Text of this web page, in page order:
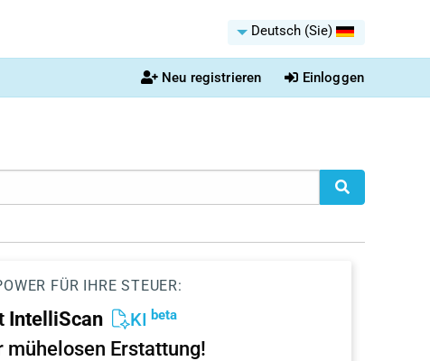
Deutsch (Sie)
Neu registrieren Einloggen
FÜR IHRE STEUER:
IntelliScan KI beta
mühelosen Erstattung!